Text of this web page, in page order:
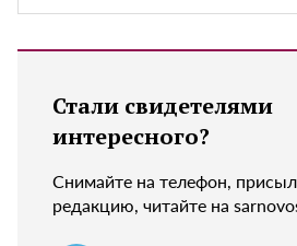
Стали свидетелями
интересного?
Снимайте на телефон,
редакцию, читайте на